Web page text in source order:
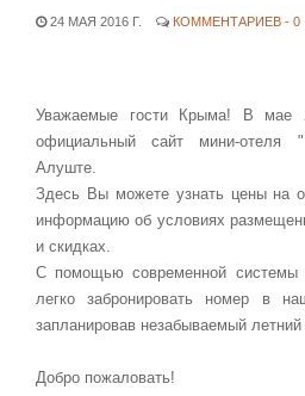
24 МАЯ 2016 Г. КОММЕНТАРИЕВ - 0
Уважаемые гости Крыма! В мае
официальный сайт мини-отеля
Алуште.
Здесь Вы можете узнать цены на
информацию об условиях
и скидках.
С помощью современной системы
легко забронировать номер в
запланировав незабываемый
Добро пожаловать!